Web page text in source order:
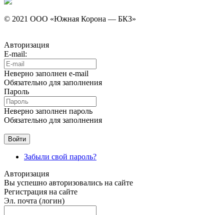
© 2021 ООО «Южная Корона — БКЗ»
Авторизация
E-mail:
Неверно заполнен e-mail
Обязательно для заполнения
Пароль
Неверно заполнен пароль
Обязательно для заполнения
Забыли свой пароль?
Авторизация
Вы успешно авторизовались на сайте
Регистрация на сайте
Эл. почта (логин)